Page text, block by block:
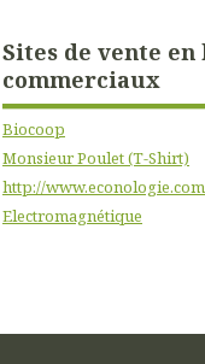
Sites de vente
commerciaux
Biocoop
Monsieur Poulet (T-Shirt)
http://
Electromagnétique